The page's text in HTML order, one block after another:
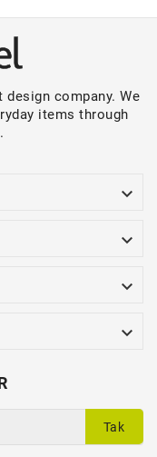
company. We
items through




Tak